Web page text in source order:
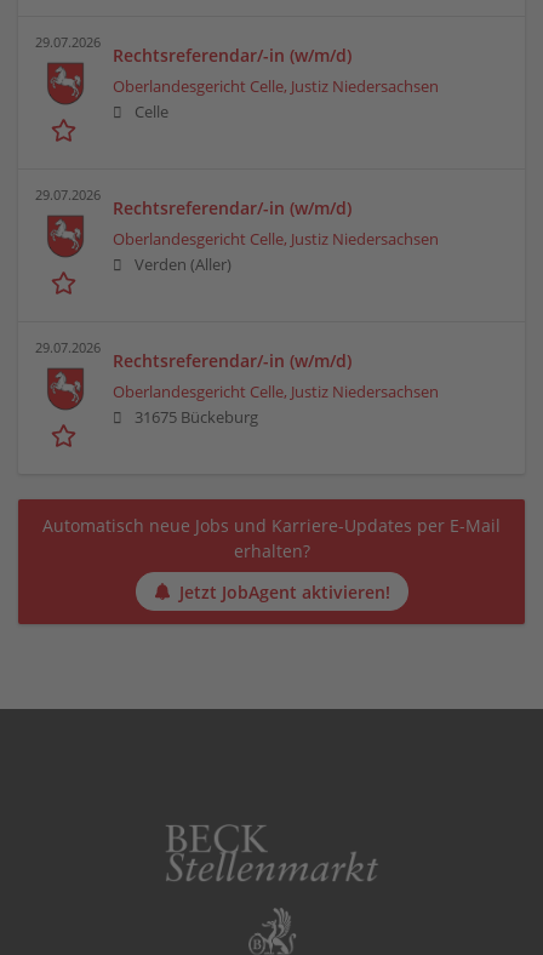
29.07.2026
Rechtsreferendar/-in (w/m/d)
Oberlandesgericht Celle, Justiz Niedersachsen
Celle
29.07.2026
Rechtsreferendar/-in (w/m/d)
Oberlandesgericht Celle, Justiz Niedersachsen
Verden (Aller)
29.07.2026
Rechtsreferendar/-in (w/m/d)
Oberlandesgericht Celle, Justiz Niedersachsen
31675 Bückeburg
Automatisch neue Jobs und Karriere-Updates per E-Mail
erhalten?
Jetzt JobAgent aktivieren!